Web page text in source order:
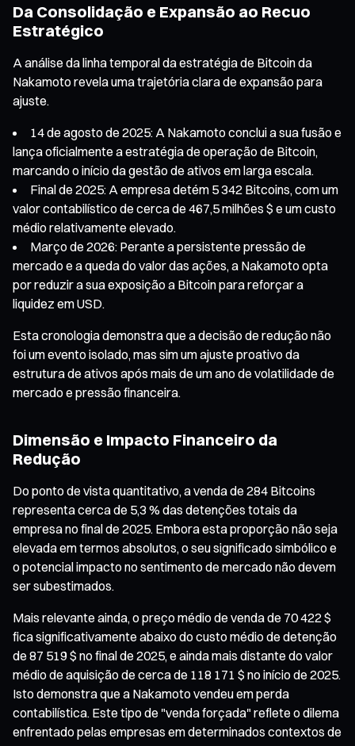
Da Consolidação e Expansão ao Recuo
Estratégico
A análise da linha temporal da estratégia de Bitcoin da
Nakamoto revela uma trajetória clara de expansão para
ajuste.
14 de agosto de 2025: A Nakamoto conclui a sua fusão e
lança oficialmente a estratégia de operação de Bitcoin,
marcando o início da gestão de ativos em larga escala.
Final de 2025: A empresa detém 5 342 Bitcoins, com um
valor contabilístico de cerca de 467,5 milhões $ e um custo
médio relativamente elevado.
Março de 2026: Perante a persistente pressão de
mercado e a queda do valor das ações, a Nakamoto opta
por reduzir a sua exposição a Bitcoin para reforçar a
liquidez em USD.
Esta cronologia demonstra que a decisão de redução não
foi um evento isolado, mas sim um ajuste proativo da
estrutura de ativos após mais de um ano de volatilidade de
mercado e pressão financeira.
Dimensão e Impacto Financeiro da
Redução
Do ponto de vista quantitativo, a venda de 284 Bitcoins
representa cerca de 5,3 % das detenções totais da
empresa no final de 2025. Embora esta proporção não seja
elevada em termos absolutos, o seu significado simbólico e
o potencial impacto no sentimento de mercado não devem
ser subestimados.
Mais relevante ainda, o preço médio de venda de 70 422 $
fica significativamente abaixo do custo médio de detenção
de 87 519 $ no final de 2025, e ainda mais distante do valor
médio de aquisição de cerca de 118 171 $ no início de 2025.
Isto demonstra que a Nakamoto vendeu em perda
contabilística. Este tipo de "venda forçada" reflete o dilema
enfrentado pelas empresas em determinados contextos de